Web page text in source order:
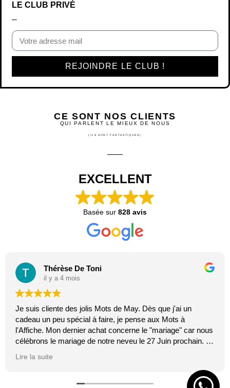
LE CLUB PRIVÉ
REJOINDRE LE CLUB !
CE SONT NOS CLIENTS
QUI PARLENT LE MIEUX DE NOUS
(ILS SONT FANTASTIQUES)
EXCELLENT
Basée sur 828 avis
Thérèse De Toni
il y a 4 mois
Je suis cliente des jolis Mots de May. Dès que j'ai un
cadeau un peu spécial à faire, je pense aux Mots à
l'Affiche. Mon dernier achat concerne le "mariage" car nous
célébrons le mariage de notre neveu le 27 Juin prochain. Je
Lire la suite